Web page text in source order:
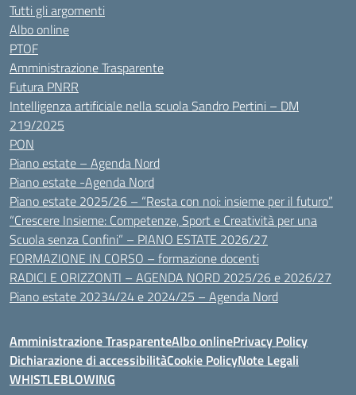
Tutti gli argomenti
Albo online
PTOF
Amministrazione Trasparente
Futura PNRR
Intelligenza artificiale nella scuola Sandro Pertini – DM
219/2025
PON
Piano estate – Agenda Nord
Piano estate -Agenda Nord
Piano estate 2025/26 – “Resta con noi: insieme per il futuro”
“Crescere Insieme: Competenze, Sport e Creatività per una
Scuola senza Confini” – PIANO ESTATE 2026/27
FORMAZIONE IN CORSO – formazione docenti
RADICI E ORIZZONTI – AGENDA NORD 2025/26 e 2026/27
Piano estate 20234/24 e 2024/25 – Agenda Nord
Amministrazione TrasparenteAlbo onlinePrivacy Policy
Dichiarazione di accessibilitàCookie PolicyNote Legali
WHISTLEBLOWING